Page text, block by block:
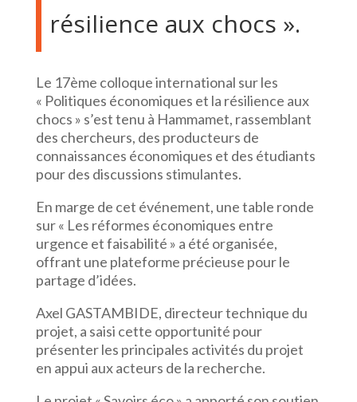
résilience aux chocs ».
Le 17ème colloque international sur les
« Politiques économiques et la résilience aux
chocs » s’est tenu à Hammamet, rassemblant
des chercheurs, des producteurs de
connaissances économiques et des étudiants
pour des discussions stimulantes.
En marge de cet événement, une table ronde
sur « Les réformes économiques entre
urgence et faisabilité » a été organisée,
offrant une plateforme précieuse pour le
partage d’idées.
Axel GASTAMBIDE, directeur technique du
projet, a saisi cette opportunité pour
présenter les principales activités du projet
en appui aux acteurs de la recherche.